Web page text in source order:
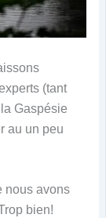
(tant
Gaspésie
au un peu
nous avons
bien!